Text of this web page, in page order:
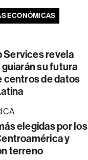
ECONÓMICAS
Services revela
su futura
centros de datos
elegidas por los
y
terreno